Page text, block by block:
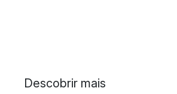
Descobrir mais